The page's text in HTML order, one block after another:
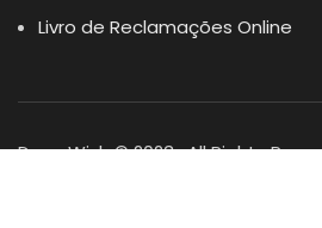
Livro de Reclamações Online
Dogs Wish © 2023 . All Rights